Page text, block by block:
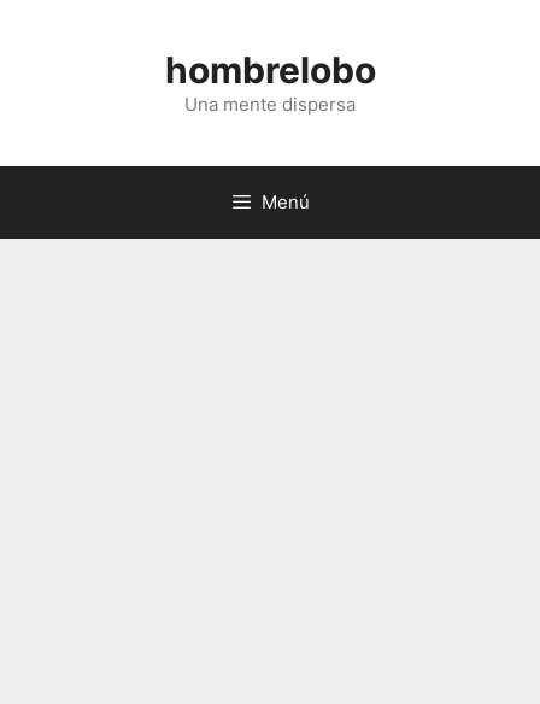
hombrelobo
Una mente dispersa
Menú